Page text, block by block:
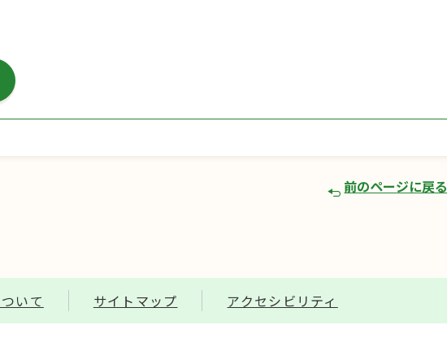
前のページに戻る
いて サイトマップ アクセシビリティ